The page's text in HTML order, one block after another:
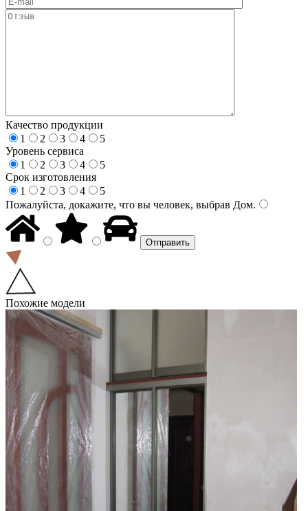
Качество продукции
1
2 3 4
5
Уровень сервиса
1
2 3 4
5
Срок изготовления
1
2 3 4
5
Пожалуйста, докажите, что вы человек, выбрав Дом.
Похожие модели